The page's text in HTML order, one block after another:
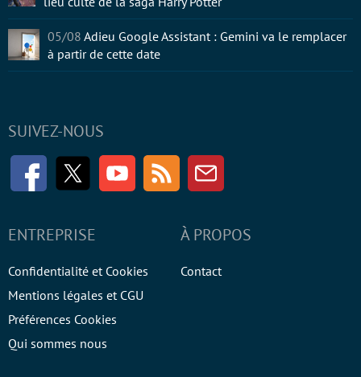
SUIVEZ-NOUS
FacebookTwitter Youtube RSS Newsletter
ENTREPRISE
Confidentialité et Cookies
Mentions légales et CGU
Préférences Cookies
Qui sommes nous
À PROPOS
Contact
05/08 Adieu Google Assistant : Gemini va le remplacer
à partir de cette date